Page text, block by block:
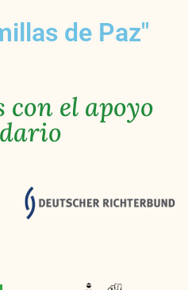
de Paz"
con el apoyo